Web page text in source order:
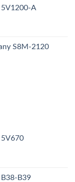
5V1200-A
S8M-2120
5V670
B39